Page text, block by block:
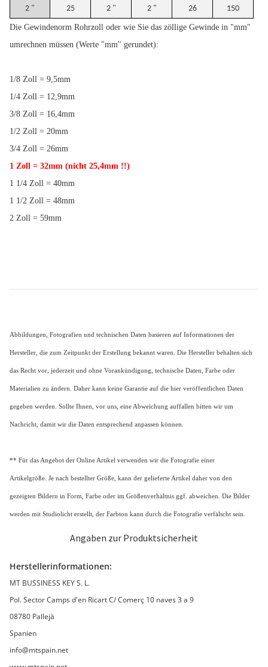
2 " 25 2 " 2 " 26 150
Die Gewindenorm Rohrzoll oder wie Sie das zöllige Gewinde in "mm"
umrechnen müssen (Werte "mm" gerundet):
1/8 Zoll = 9,5mm
1/4 Zoll = 12,9mm
3/8 Zoll = 16,4mm
1/2 Zoll = 20mm
3/4 Zoll = 26mm
1 Zoll = 32mm (nicht 25,4mm !!)
1 1/4 Zoll = 40mm
1 1/2 Zoll = 48mm
2 Zoll = 59mm
Abbildungen, Fotografien und technischen Daten basieren auf Informationen der
Hersteller, die zum Zeitpunkt der Erstellung bekannt waren. Die Hersteller behalten sich
das Recht vor, jederzeit und ohne Vorankündigung, technische Daten, Farbe oder
Materialien zu ändern. Daher kann keine Garantie auf die hier veröffentlichen Daten
gegeben werden. Sollte Ihnen, vor uns, eine Abweichung auffallen bitten wir um
Nachricht, damit wir die Daten entsprechend anpassen können.
** Für das Angebot der Online Artikel verwenden wir die Fotografie einer
Artikelgröße. Je nach bestellter Größe, kann der gelieferte Artikel daher von den
gezeigten Bildern in Form, Farbe oder im Größenverhältnis ggf. abweichen. Die Bilder
werden mit Studiolicht erstellt, der Farbton kann durch die Fotografie verfälscht sein.
Angaben zur Produktsicherheit
Herstellerinformationen:
MT BUSSINESS KEY S. L.
Pol. Sector Camps d'en Ricart C/ Comerç 10 naves 3 a 9
08780 Pallejà
Spanien
info@mtspain.net